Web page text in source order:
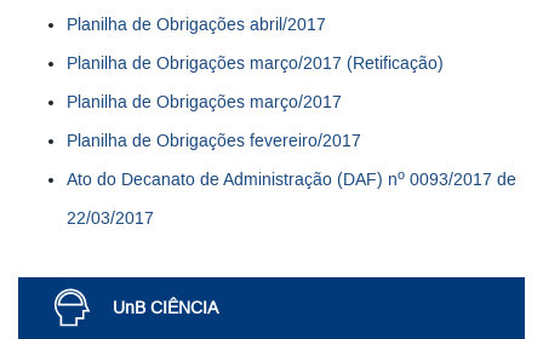
Planilha de Obrigações abril/2017
Planilha de Obrigações março/2017 (Retificação)
Planilha de Obrigações março/2017
Planilha de Obrigações fevereiro/2017
Ato do Decanato de Administração (DAF) no 0093/2017 de
22/03/2017
UnB CIÊNCIA